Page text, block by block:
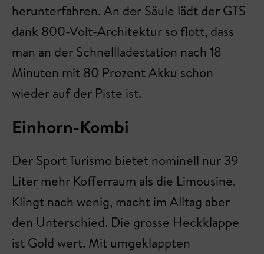
herunterfahren. An der Säule lädt der GTS
dank 800-Volt-Architektur so flott, dass
man an der Schnellladestation nach 18
Minuten mit 80 Prozent Akku schon
wieder auf der Piste ist.
Einhorn-Kombi
Der Sport Turismo bietet nominell nur 39
Liter mehr Kofferraum als die Limousine.
Klingt nach wenig, macht im Alltag aber
den Unterschied. Die grosse Heckklappe
ist Gold wert. Mit umgeklappten